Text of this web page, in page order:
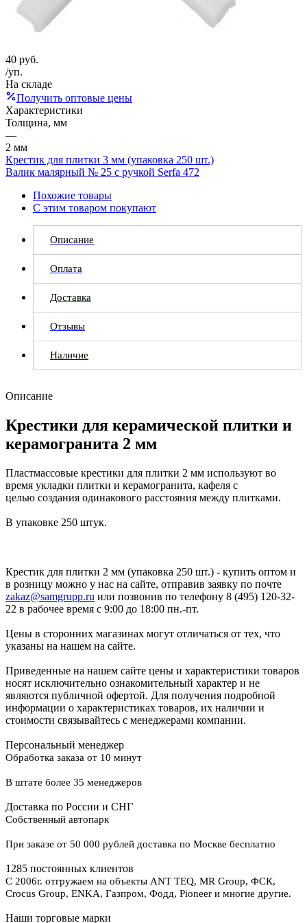
40 руб.
/уп.
На складе
Получить оптовые цены
Характеристики
Толщина, мм
—
2 мм
Крестик для плитки 3 мм (упаковка 250 шт.)
Валик малярный № 25 с ручкой Serfa 472
Похожие товары
С этим товаром покупают
Описание
Оплата
Доставка
Отзывы
Наличие
Описание
Крестики для керамической плитки и
керамогранита 2 мм
Пластмассовые крестики для плитки 2 мм используют во
время укладки плитки и керамогранита, кафеля с
целью создания одинакового расстояния между плитками.
В упаковке 250 штук.
Крестик для плитки 2 мм (упаковка 250 шт.) - купить оптом и
в розницу можно у нас на сайте, отправив заявку по почте
zakaz@samgrupp.ru или позвонив по телефону 8 (495) 120-32-
22 в рабочее время с 9:00 до 18:00 пн.-пт.
Цены в сторонних магазинах могут отличаться от тех, что
указаны на нашем на сайте.
Приведенные на нашем сайте цены и характеристики товаров
носят исключительно ознакомительный характер и не
являются публичной офертой. Для получения подробной
информации о характеристиках товаров, их наличии и
стоимости связывайтесь с менеджерами компании.
Персональный менеджер
Обработка заказа от 10 минут
В штате более 35 менеджеров
Доставка по России и СНГ
Собственный автопарк
При заказе от 50 000 рублей доставка по Москве бесплатно
1285 постоянных клиентов
С 2006г. отгружаем на объекты ANT TEQ, MR Group, ФСК,
Crocus Group, ENKA, Газпром, Фодд, Pioneer и многие другие.
Наши торговые марки